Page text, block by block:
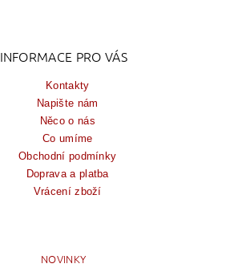
INFORMACE PRO VÁS
Kontakty
Napište nám
Něco o nás
Co umíme
Obchodní podmínky
Doprava a platba
Vrácení zboží
NOVINKY